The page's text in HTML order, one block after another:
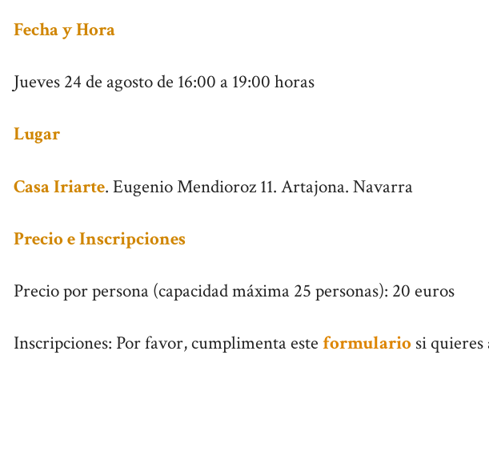
Fecha y Hora
Jueves 24 de agosto de 16:00 a 19:00 horas
Lugar
Casa Iriarte. Eugenio Mendioroz 11. Artajona. Navarra
Precio e Inscripciones
Precio por persona (capacidad máxima 25 personas): 20 euros
Inscripciones: Por favor, cumplimenta este formulario si